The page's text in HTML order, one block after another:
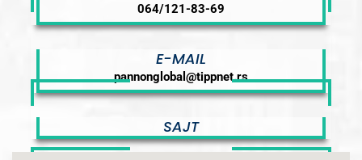
064/121-83-69
E-MAIL
pannonglobal@tippnet.rs
SAJT